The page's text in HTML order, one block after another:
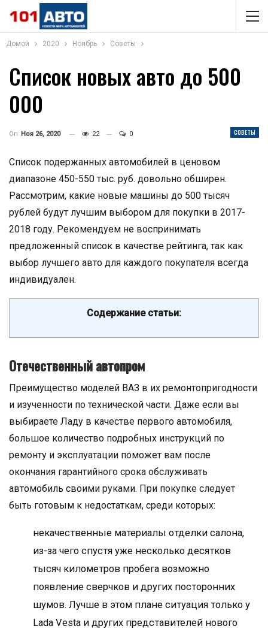
Домой 2020 Ноябрь Советы
Список новых авто до 500
000
СОВЕТЫ
On Ноя 26, 2020 22 0
Список подержанных автомобилей в ценовом
диапазоне 450-550 тыс. руб. довольно обширен.
Рассмотрим, какие новые машины до 500 тысяч
рублей будут лучшим выбором для покупки в 2017-
2018 году. Рекомендуем не воспринимать
предложенный список в качестве рейтинга, так как
выбор лучшего авто для каждого покупателя всегда
индивидуален.
Содержание статьи:
Отечественный автопром
Преимущество моделей ВАЗ в их ремонтопригодности
и изученности по технической части. Даже если вы
выбираете Ладу в качестве первого автомобиля,
большое количество подробных инструкций по
ремонту и эксплуатации поможет вам после
окончания гарантийного срока обслуживать
автомобиль своими руками. При покупке следует
быть готовым к недостаткам, среди которых:
некачественные материалы отделки салона,
из-за чего спустя уже несколько десятков
тысяч километров пробега возможно
появление сверчков и других посторонних
шумов. Лучше в этом плане ситуация только у
Lada Vesta и других представителей нового